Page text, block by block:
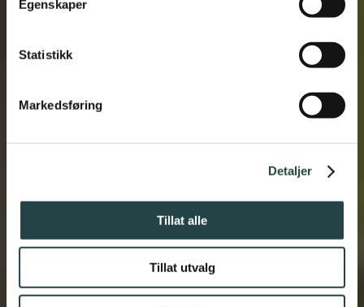
Egenskaper
Statistikk
Markedsføring
Detaljer
Tillat alle
Tillat utvalg
FRANKE